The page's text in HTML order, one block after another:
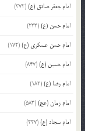
امام جعفر صادق (ع)(372)
امام حسن (ع)(233)
امام حسن عسکری (ع)(172)
امام حسین (ع)(847)
امام رضا (ع)(182)
امام زمان (عج)(583)
امام سجاد (ع)(227)